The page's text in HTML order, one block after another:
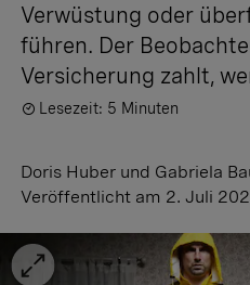
Verwüstung oder
führen. Der
Versicherung zahlt,
Lesezeit: 5 Minuten
Doris Huber und Gabriela
Veröffentlicht am 2. Juli